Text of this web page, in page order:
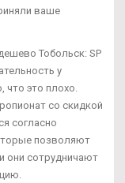
ваше
Тобольск: SP
у
это плохо.
со скидкой
согласно
позволяют
они сотрудничают